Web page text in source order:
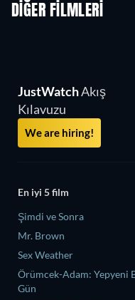
DIĞER FILMLERI
JustWatchAkış
Kılavuzu
We are hiring!
En iyi 5 film
Şimdi ve Sonra
Mr. Brown
Sex Weather
Örümcek-Adam: Yepyeni
Gün